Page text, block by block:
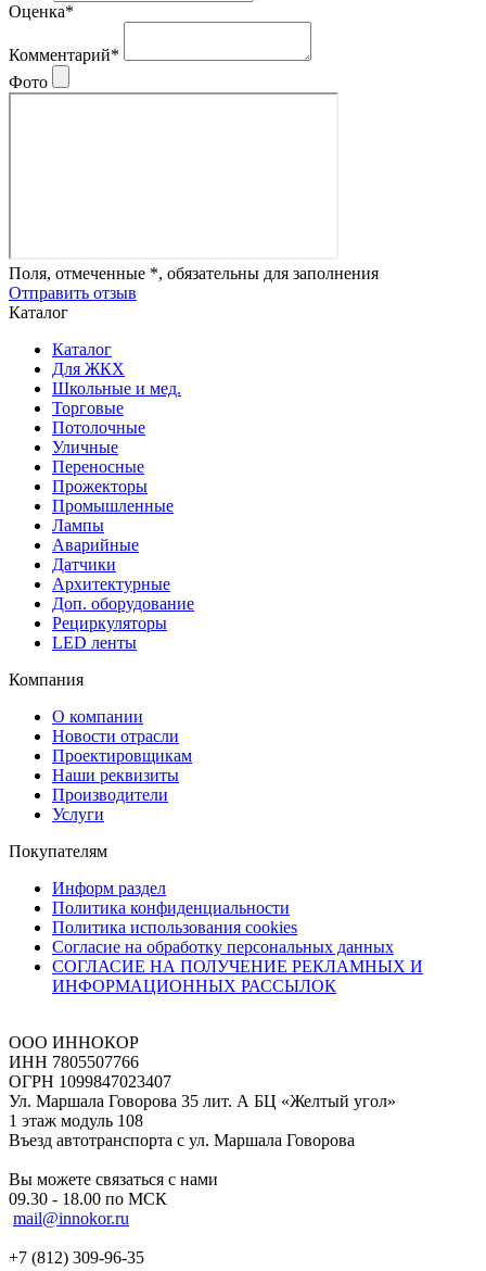
Оценка*
Комментарий*
Фото
Поля, отмеченные *, обязательны для заполнения
Отправить отзыв
Каталог
Каталог
Для ЖКХ
Школьные и мед.
Торговые
Потолочные
Уличные
Переносные
Прожекторы
Промышленные
Лампы
Аварийные
Датчики
Архитектурные
Доп. оборудование
Рециркуляторы
LED ленты
Компания
О компании
Новости отрасли
Проектировщикам
Наши реквизиты
Производители
Услуги
Покупателям
Информ раздел
Политика конфиденциальности
Политика использования cookies
Согласие на обработку персональных данных
СОГЛАСИЕ НА ПОЛУЧЕНИЕ РЕКЛАМНЫХ И
ИНФОРМАЦИОННЫХ РАССЫЛОК
ООО ИННОКОР
ИНН 7805507766
ОГРН 1099847023407
Ул. Маршала Говорова 35 лит. А БЦ «Желтый угол»
1 этаж модуль 108
Въезд автотранспорта с ул. Маршала Говорова
Вы можете связаться с нами
09.30 - 18.00 по МСК
mail@innokor.ru
+7 (812) 309-96-35